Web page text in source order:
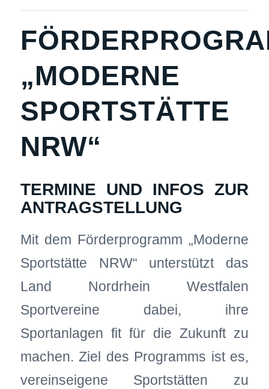
„MODERNE
SPORTSTÄTTE
NRW“
TERMINE UND INFOS ZUR
ANTRAGSTELLUNG
Mit dem Förderprogramm „Moderne
Sportstätte NRW“ unterstützt das
Land Nordrhein Westfalen
Sportvereine dabei, ihre
Sportanlagen fit für die Zukunft zu
machen. Ziel des Programms ist es,
vereinseigene Sportstätten zu